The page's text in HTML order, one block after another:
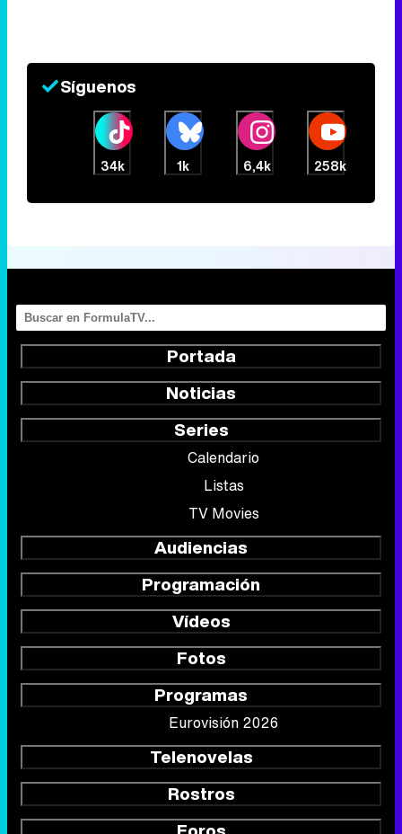
Síguenos
34k 1k 6,4k 258k
Portada
Noticias
Series
Calendario
Listas
TV Movies
Audiencias
Programación
Vídeos
Fotos
Programas
Eurovisión 2026
Telenovelas
Rostros